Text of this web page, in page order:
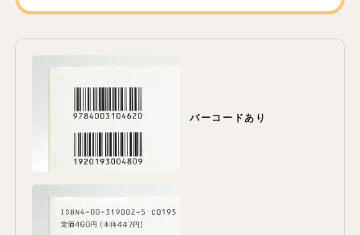
バーコードあり